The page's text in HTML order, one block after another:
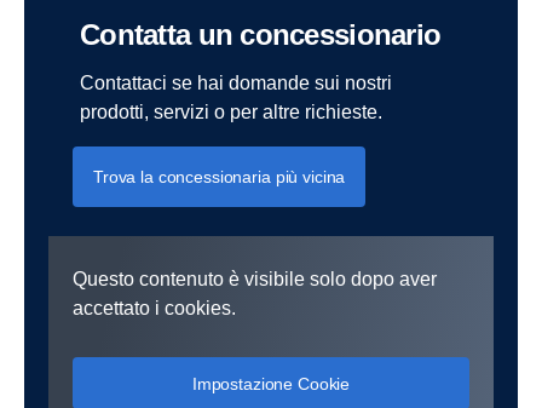
Contatta un concessionario
Contattaci se hai domande sui nostri
prodotti, servizi o per altre richieste.
Trova la concessionaria più vicina
Questo contenuto è visibile solo dopo aver
accettato i cookies.
Impostazione Cookie